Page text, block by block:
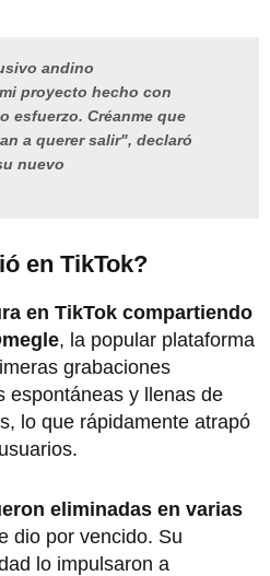
andino
proyecto hecho con
esfuerzo. Créanme que
a querer salir", declaró
nuevo
en TikTok?
en TikTok compartiendo
, la popular plataforma
grabaciones
espontáneas y llenas de
lo que rápidamente atrapó
eliminadas en varias
dio por vencido. Su
lo impulsaron a